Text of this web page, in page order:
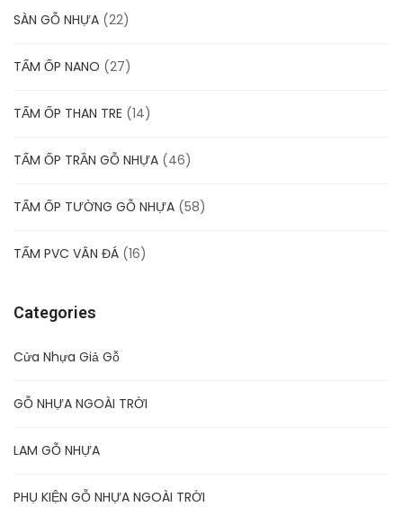
SÀN GỖ NHỰA (22)
TẤM ỐP NANO (27)
TẤM ỐP THAN TRE (14)
TẤM ỐP TRẦN GỖ NHỰA (46)
TẤM ỐP TƯỜNG GỖ NHỰA (58)
TẤM PVC VÂN ĐÁ (16)
Categories
Cửa Nhựa Giả Gỗ
GỖ NHỰA NGOÀI TRỜI
LAM GỖ NHỰA
PHỤ KIỆN GỖ NHỰA NGOÀI TRỜI